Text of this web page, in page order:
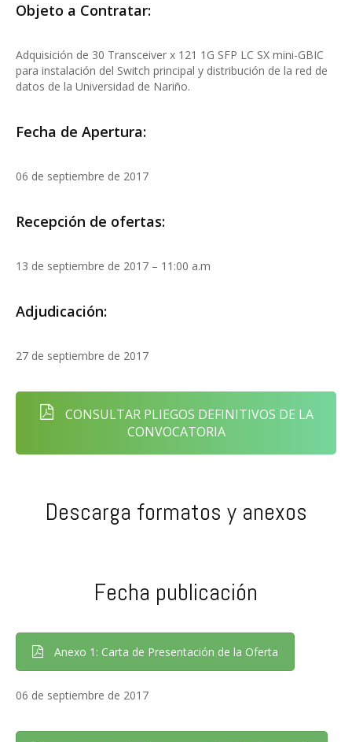
Objeto a Contratar:
Adquisición de 30 Transceiver x 121 1G SFP LC SX mini-GBIC
para instalación del Switch principal y distribución de la red de
datos de la Universidad de Nariño.
Fecha de Apertura:
06 de septiembre de 2017
Recepción de ofertas:
13 de septiembre de 2017 – 11:00 a.m
Adjudicación:
27 de septiembre de 2017
CONSULTAR PLIEGOS DEFINITIVOS DE LA
CONVOCATORIA
Descarga formatos y anexos
Fecha publicación
Anexo 1: Carta de Presentación de la Oferta
06 de septiembre de 2017